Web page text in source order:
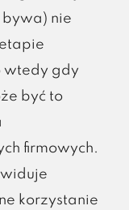
nie
wtedy gdy
być to
firmowych.
korzystanie